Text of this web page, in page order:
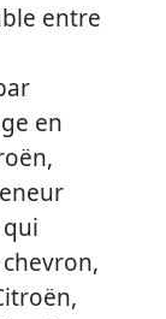
entre
en